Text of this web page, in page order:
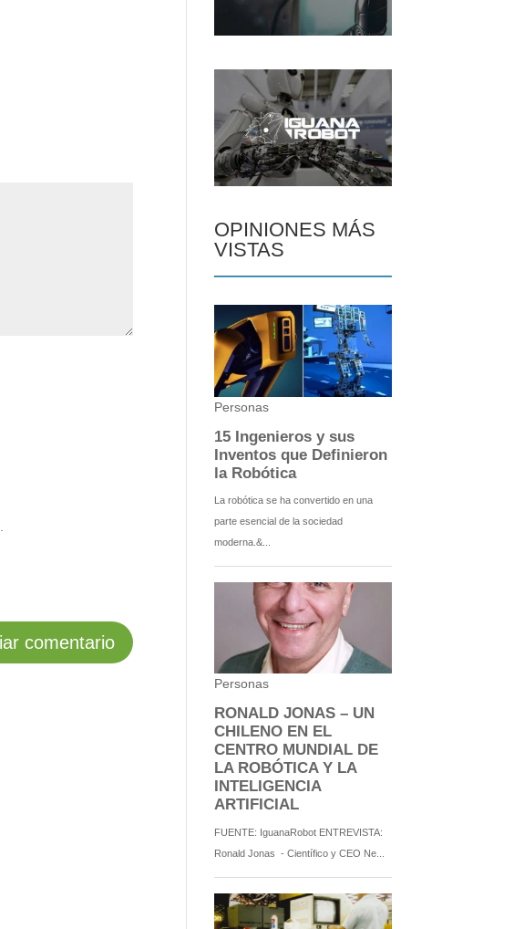
OPINIONES MÁS
VISTAS